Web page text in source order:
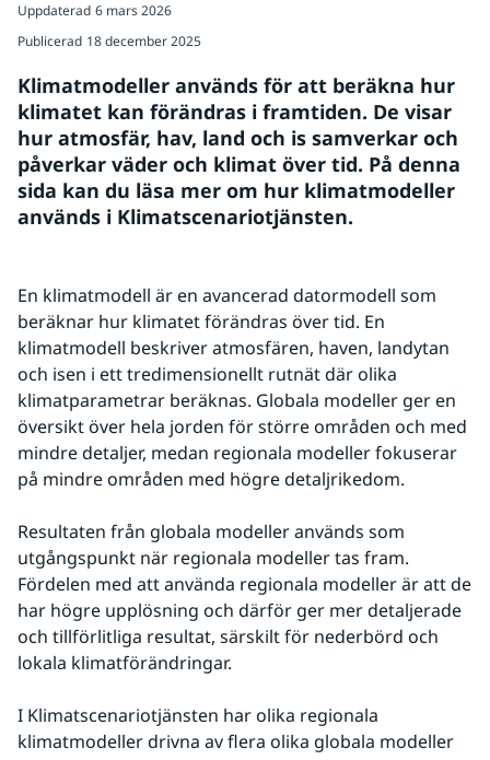
Uppdaterad 6 mars 2026
Publicerad 18 december 2025
Klimatmodeller används för att beräkna hur
klimatet kan förändras i framtiden. De visar
hur atmosfär, hav, land och is samverkar och
påverkar väder och klimat över tid. På denna
sida kan du läsa mer om hur klimatmodeller
används i Klimatscenariotjänsten.
En klimatmodell är en avancerad datormodell som
beräknar hur klimatet förändras över tid. En
klimatmodell beskriver atmosfären, haven, landytan
och isen i ett tredimensionellt rutnät där olika
klimatparametrar beräknas. Globala modeller ger en
översikt över hela jorden för större områden och med
mindre detaljer, medan regionala modeller fokuserar
på mindre områden med högre detaljrikedom.
Resultaten från globala modeller används som
utgångspunkt när regionala modeller tas fram.
Fördelen med att använda regionala modeller är att de
har högre upplösning och därför ger mer detaljerade
och tillförlitliga resultat, särskilt för nederbörd och
lokala klimatförändringar.
I Klimatscenariotjänsten har olika regionala
klimatmodeller drivna av flera olika globala modeller